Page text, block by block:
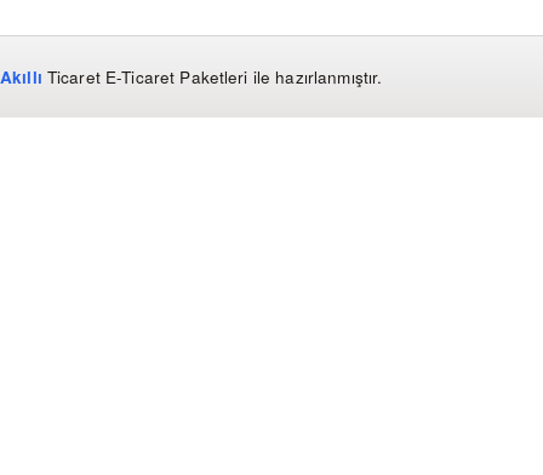
Akıllı Ticaret E-Ticaret Paketleri ile hazırlanmıştır.